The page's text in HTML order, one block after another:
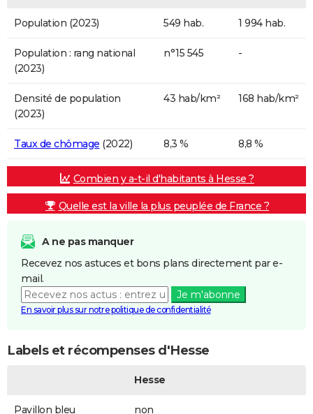
Population (2023) 549 hab. 1 994 hab.
Population : rang national
(2023)
n°15 545 -
Densité de population
(2023)
43 hab/km² 168 hab/km²
Taux de chômage (2022) 8,3 % 8,8 %
Combien y a-t-il d'habitants à Hesse ?
Quelle est la ville la plus peuplée de France ?
A ne pas manquer
Recevez nos astuces et bons plans directement par e-
mail.
Je m'abonne
En savoir plus sur notre politique de confidentialité
Labels et récompenses d'Hesse
Hesse
Pavillon bleu non